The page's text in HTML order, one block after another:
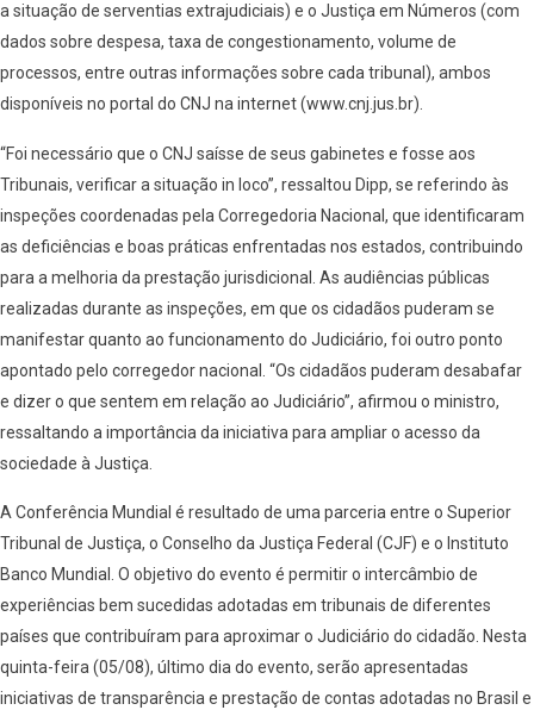
a situação de serventias extrajudiciais) e o Justiça em Números (com
dados sobre despesa, taxa de congestionamento, volume de
processos, entre outras informações sobre cada tribunal), ambos
disponíveis no portal do CNJ na internet (www.cnj.jus.br).
“Foi necessário que o CNJ saísse de seus gabinetes e fosse aos
Tribunais, verificar a situação in loco”, ressaltou Dipp, se referindo às
inspeções coordenadas pela Corregedoria Nacional, que identificaram
as deficiências e boas práticas enfrentadas nos estados, contribuindo
para a melhoria da prestação jurisdicional. As audiências públicas
realizadas durante as inspeções, em que os cidadãos puderam se
manifestar quanto ao funcionamento do Judiciário, foi outro ponto
apontado pelo corregedor nacional. “Os cidadãos puderam desabafar
e dizer o que sentem em relação ao Judiciário”, afirmou o ministro,
ressaltando a importância da iniciativa para ampliar o acesso da
sociedade à Justiça.
A Conferência Mundial é resultado de uma parceria entre o Superior
Tribunal de Justiça, o Conselho da Justiça Federal (CJF) e o Instituto
Banco Mundial. O objetivo do evento é permitir o intercâmbio de
experiências bem sucedidas adotadas em tribunais de diferentes
países que contribuíram para aproximar o Judiciário do cidadão. Nesta
quinta-feira (05/08), último dia do evento, serão apresentadas
iniciativas de transparência e prestação de contas adotadas no Brasil e